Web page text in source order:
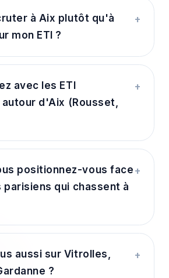
à Aix plutôt qu'à
mon ETI ?
+
avec les ETI
d'Aix (Rousset,
+
positionnez-vous face
parisiens qui chassent à
+
aussi sur Vitrolles,
?
+